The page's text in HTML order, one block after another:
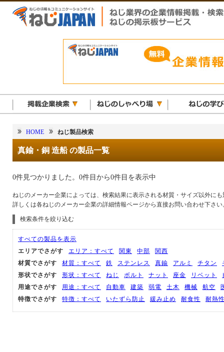
HOME ねじ製品検索
真鍮・銅 造船 の製品一覧
0件見つかりました。0件目から0件目を表示中
ねじのメーカー企業によっては、検索結果に表示される材質・サイズ以外に
詳しくは各ねじのメーカー企業の詳細情報ページから直接お問い合わせ下さい
検索条件を絞り込む
すべての製品を表示
エリアでさがす
エリア：すべて 関東 中部
関西
材質でさがす
材質：すべて 鉄 ステンレス 真鍮 アルミ チタン
形状でさがす
形状：すべて ねじ ボルト ナット 座金 リベット
用途でさがす
用途：すべて 自動車 建築 弱電 土木 機械 航空
特徴でさがす
特徴：すべて いたずら防止 緩み止め 耐食性 耐熱